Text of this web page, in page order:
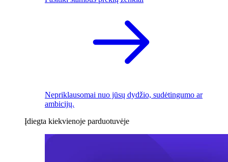
Nepriklausomai nuo jūsų dydžio, sudėtingumo ar
ambicijų.
Įdiegta kiekvienoje parduotuvėje